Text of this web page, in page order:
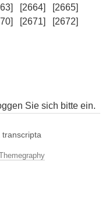
[2664]
[2665]
[2671]
[2672]
Sie sich bitte ein.
transcripta